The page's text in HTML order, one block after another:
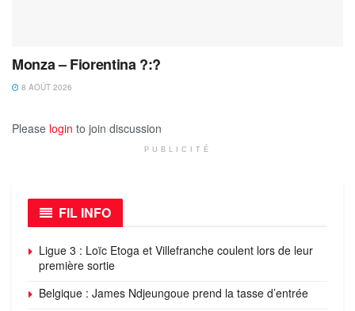
Monza – Fiorentina ?:?
8 AOÛT 2026
Please login to join discussion
PUBLICITÉ
FIL INFO
Ligue 3 : Loïc Etoga et Villefranche coulent lors de leur
première sortie
Belgique : James Ndjeungoue prend la tasse d’entrée